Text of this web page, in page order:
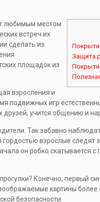
Защита
любимым местом
встреч их
сделать из
площадок из
взросления и
подвижных игр
учится общению и
Так забавно
взрослые следят
он робко скатывается с
Конечно, первый
картины
безопасности.